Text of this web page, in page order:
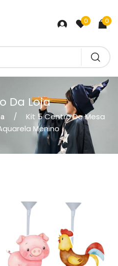
0 0
Da Loja
Kit 5 Centro De Mesa
Menino